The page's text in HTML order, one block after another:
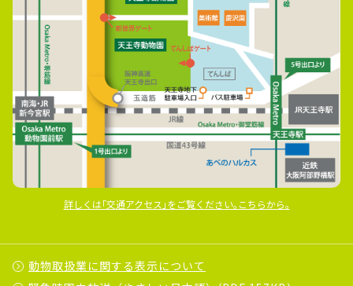
詳しくは｢交通アクセス｣をご覧ください｡こちらから｡
動物取扱業に関する表示について